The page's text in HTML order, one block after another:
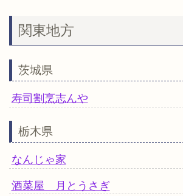
関東地方
茨城県
寿司割烹志んや
栃木県
なんじゃ家
酒菜屋 月とうさぎ